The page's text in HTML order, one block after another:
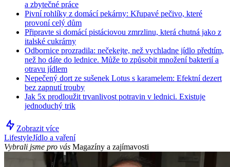
a zbytečné práce
Pivní rohlíky z domácí pekárny: Křupavé pečivo, které
provoní celý dům
Připravte si domácí pistáciovou zmrzlinu, která chutná jako z
italské cukrárny
Odbornice prozradila: nečekejte, než vychladne jídlo předtím,
než ho dáte do lednice. Může to způsobit množení bakterií a
otravu jídlem
Nepečený dort ze sušenek Lotus s karamelem: Efektní dezert
bez zapnutí trouby
Jak 5x prodloužit trvanlivost potravin v lednici. Existuje
jednoduchý trik
Zobrazit více
LifestyleJídlo a vaření
Vybrali jsme pro vás Magazíny a zajímavosti